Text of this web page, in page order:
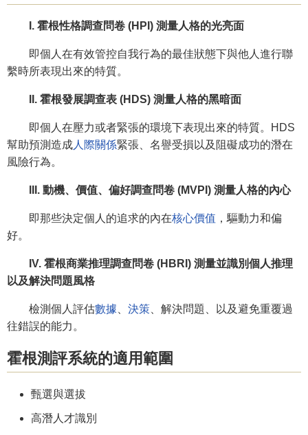
I. 霍根性格調查問卷 (HPI) 測量人格的光亮面
即個人在有效管控自我行為的最佳狀態下與他人進行聯
繫時所表現出來的特質。
II. 霍根發展調查表 (HDS) 測量人格的黑暗面
即個人在壓力或者緊張的環境下表現出來的特質。HDS
幫助預測造成人際關係緊張、名譽受損以及阻礙成功的潛在
風險行為。
III. 動機、價值、偏好調查問卷 (MVPI) 測量人格的內心
即那些決定個人的追求的內在核心價值 ，驅動力和偏
好。
IV. 霍根商業推理調查問卷 (HBRI) 測量並識別個人推理
以及解決問題風格
檢測個人評估數據 決策 、解決問題、以及避免重覆過
往錯誤的能力。
霍根測評系統的適用範圍
甄選與選拔
高潛人才識別